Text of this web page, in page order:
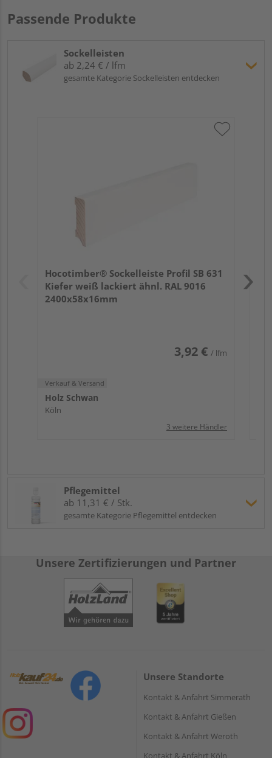
Passende Produkte
Sockelleisten
ab 2,24 € / lfm
gesamte Kategorie Sockelleisten entdecken
Hocotimber® Sockelleiste Profil SB 631
Kiefer weiß lackiert ähnl. RAL 9016
2400x58x16mm
3,92 € / lfm
Verkauf & Versand
Holz Schwan
Köln
3 weitere Händler
Pflegemittel
ab 11,31 € / Stk.
gesamte Kategorie Pflegemittel entdecken
Unsere Zertifizierungen und Partner
Unsere Standorte
Kontakt & Anfahrt Simmerath
Kontakt & Anfahrt Gießen
Kontakt & Anfahrt Weroth
Kontakt & Anfahrt Köln